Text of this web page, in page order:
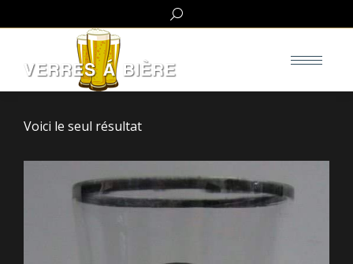
Search:
Voici le seul résultat